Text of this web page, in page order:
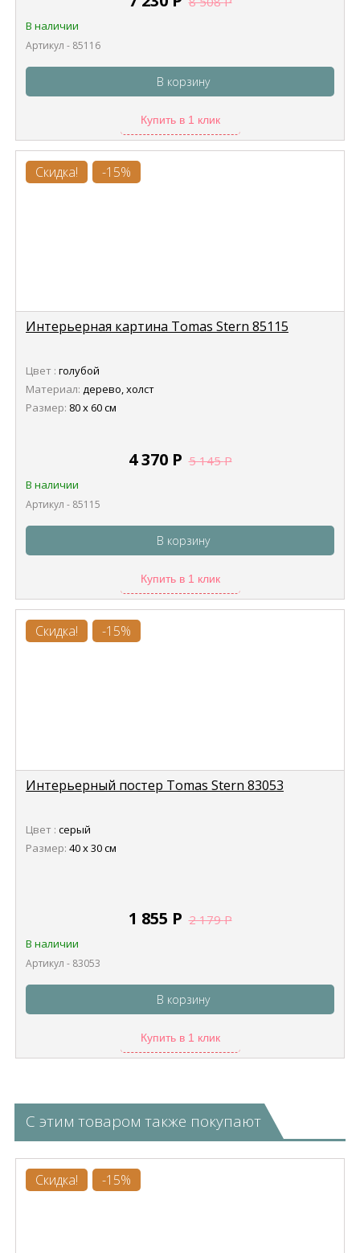
В наличии
Артикул - 85116
В корзину
Купить в 1 клик
Скидка! -15%
Интерьерная картина Tomas Stern 85115
Цвет : голубой
Материал: дерево, холст
Размер: 80 х 60 см
4 370 Р 5 145Р
В наличии
Артикул - 85115
В корзину
Купить в 1 клик
Скидка! -15%
Интерьерный постер Tomas Stern 83053
Цвет : серый
Размер: 40 х 30 см
1 855 Р 2 179Р
В наличии
Артикул - 83053
В корзину
Купить в 1 клик
С этим товаром также покупают
Скидка! -15%